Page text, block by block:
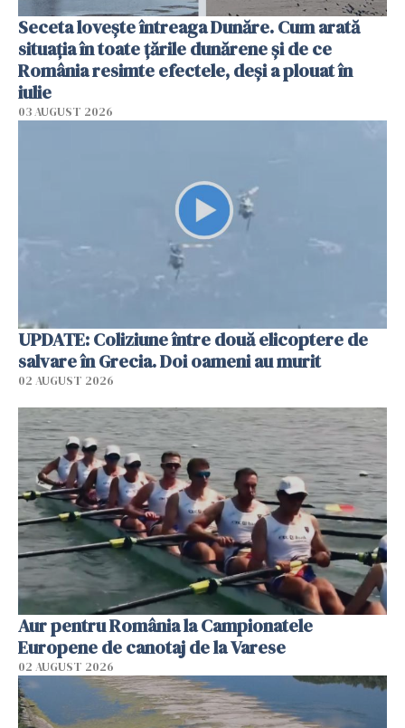
Seceta lovește întreaga Dunăre. Cum arată
situația în toate țările dunărene și de ce
România resimte efectele, deși a plouat în
iulie
03 AUGUST 2026
UPDATE: Coliziune între două elicoptere de
salvare în Grecia. Doi oameni au murit
02 AUGUST 2026
Aur pentru România la Campionatele
Europene de canotaj de la Varese
02 AUGUST 2026